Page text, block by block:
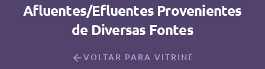
Afluentes/Efluentes Provenientes
de Diversas Fontes
VOLTAR PARA VITRINE